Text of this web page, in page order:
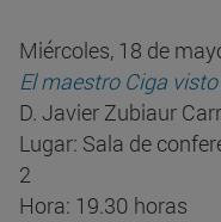
Miércoles, 18 de
El maestro Ciga
D. Javier Zubiaur
Lugar: Sala de
2
Hora: 19.30 horas